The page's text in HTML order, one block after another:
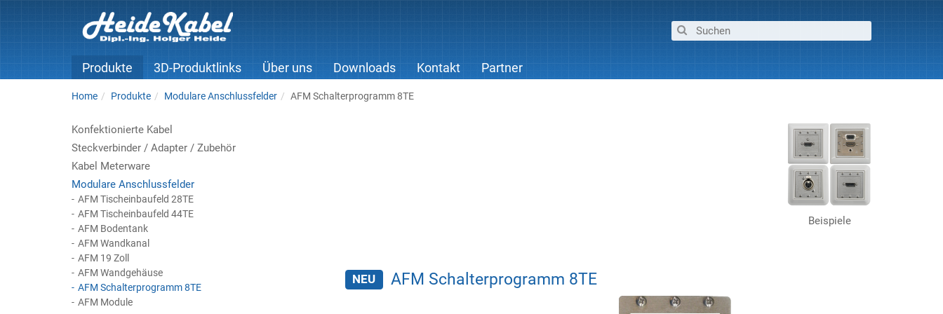
Produkte 3D-Produktlinks Über uns Downloads Kontakt Partner
Home Produkte Modulare Anschlussfelder AFM Schalterprogramm 8TE
Konfektionierte Kabel
Steckverbinder / Adapter / Zubehör
Kabel Meterware
Modulare Anschlussfelder
AFM Tischeinbaufeld 28TE
AFM Tischeinbaufeld 44TE
AFM Bodentank
AFM Wandkanal
AFM 19 Zoll
AFM Wandgehäuse
AFM Schalterprogramm 8TE
AFM Module
Beispiele
NEU AFM Schalterprogramm 8TE